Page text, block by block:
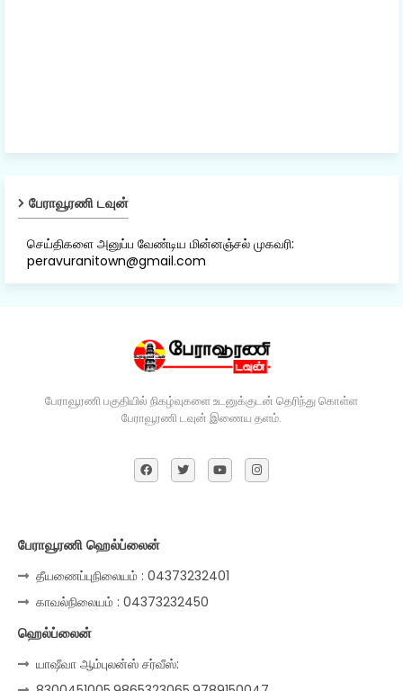
பேராவூரணி டவுன்
செய்திகளை அனுப்ப வேண்டிய மின்னஞ்சல் முகவரி:
peravuranitown@gmail.com
பேராவூரணி பகுதியில் நிகழ்வுகளை உடனுக்குடன் தெரிந்து கொள்ள
பேராவூரணி டவுன் இணைய தளம்.
பேராவூரணி ஹெல்ப்லைன்
தீயணைப்புநிலையம் : 04373232401
காவல்நிலையம் : 04373232450
ஹெல்ப்லைன்
யாஷீவா ஆம்புலன்ஸ் சர்வீஸ்: